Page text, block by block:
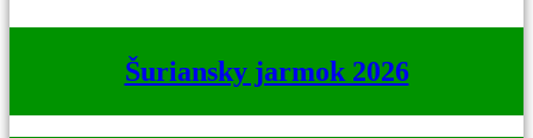
Šuriansky jarmok 2026